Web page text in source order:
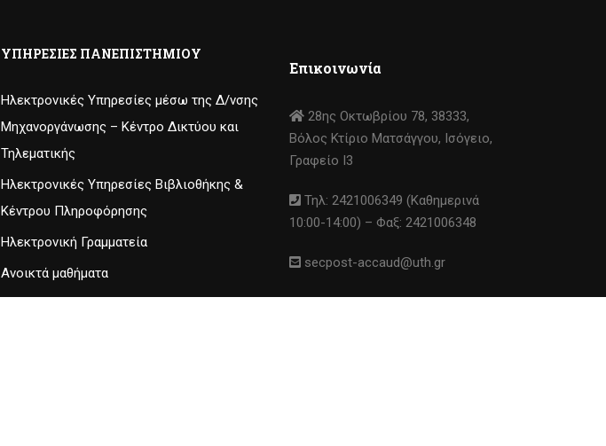
ΥΠΗΡΕΣΊΕΣ ΠΑΝΕΠΙΣΤΗΜΊΟΥ
Ηλεκτρονικές Υπηρεσίες μέσω της Δ/νσης
Μηχανοργάνωσης – Κέντρο Δικτύου και
Τηλεματικής
Ηλεκτρονικές Υπηρεσίες Βιβλιοθήκης &
Κέντρου Πληροφόρησης
Ηλεκτρονική Γραμματεία
Ανοικτά μαθήματα
Επικοινωνία
28ης Οκτωβρίου 78, 38333,
Βόλος Κτίριο Ματσάγγου, Ισόγειο,
Γραφείο I3
Τηλ: 2421006349 (Καθημερινά
10:00-14:00) – Φαξ: 2421006348
secpost-accaud@uth.gr